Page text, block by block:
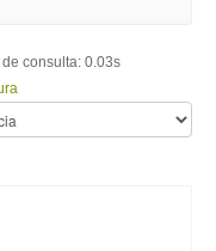
de consulta: 0.03s